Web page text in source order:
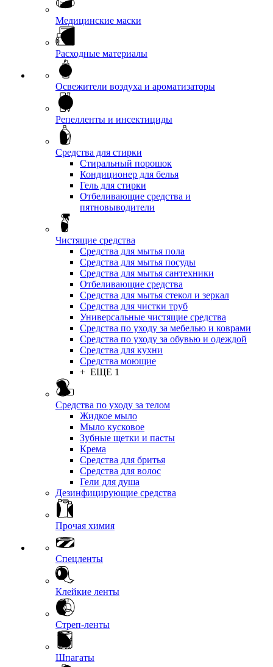
Медицинские маски
Расходные материалы
Освежители воздуха и ароматизаторы
Репелленты и инсектициды
Средства для стирки
Стиральный порошок
Кондиционер для белья
Гель для стирки
Отбеливающие средства и
пятновыводители
Чистящие средства
Средства для мытья пола
Средства для мытья посуды
Средства для мытья сантехники
Отбеливающие средства
Средства для мытья стекол и зеркал
Средства для чистки труб
Универсальные чистящие средства
Средства по уходу за мебелью и коврами
Средства по уходу за обувью и одеждой
Средства для кухни
Средства моющие
+ ЕЩЕ 1
Средства по уходу за телом
Жидкое мыло
Мыло кусковое
Зубные щетки и пасты
Крема
Средства для бритья
Средства для волос
Гели для душа
Дезинфицирующие средства
Прочая химия
Спецленты
Клейкие ленты
Стреп-ленты
Шпагаты